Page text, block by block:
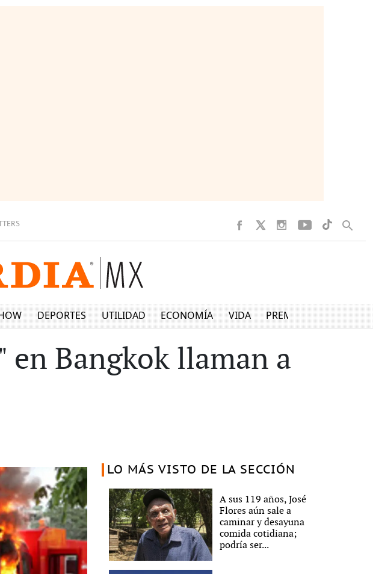
DEPORTES UTILIDAD ECONOMÍA VIDA PREMIUM
en Bangkok llaman a
LO MÁS VISTO DE LA SECCIÓN
A sus 119 años, José
Flores aún sale a
caminar y desayuna
comida cotidiana;
podría ser...